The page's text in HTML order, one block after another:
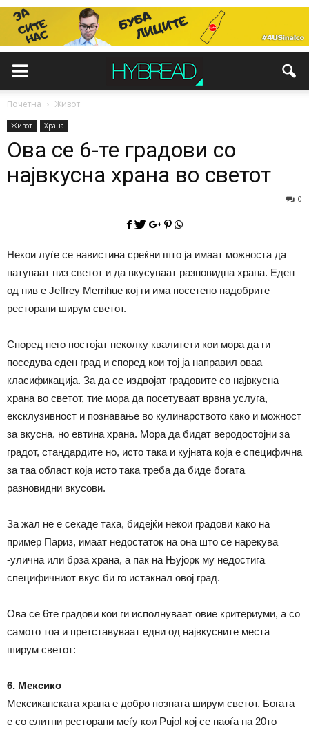
Почетна Живот
Живот Храна
Ова се 6-те градови со
највкусна храна во светот
0
Некои луѓе се навистина среќни што ја имаат можноста да
патуваат низ светот и да вкусуваат разновидна храна. Еден
од нив е Jeffrey Merrihue кој ги има посетено надобрите
ресторани ширум светот.
Според него постојат неколку квалитети кои мора да ги
поседува еден град и според кои тој ја направил оваа
класификација. За да се издвојат градовите со највкусна
храна во светот, тие мора да посетуваат врвна услуга,
ексклузивност и познавање во кулинарството како и можност
за вкусна, но евтина храна. Мора да бидат веродостојни за
градот, стандардите но, исто така и кујната која е специфична
за таа област која исто така треба да биде богата
разновидни вкусови.
За жал не е секаде така, бидејќи некои градови како на
пример Париз, имаат недостаток на она што се нарекува
-улична или брза храна, а пак на Њујорк му недостига
специфичниот вкус би го истакнал овој град.
Ова се 6те градови кои ги исполнуваат овие критериуми, а со
самото тоа и претставуваат едни од највкусните места
ширум светот:
6. Мексико
Мексиканската храна е добро позната ширум светот. Богата
е со елитни ресторани меѓу кои Pujol кој се наоѓа на 20то